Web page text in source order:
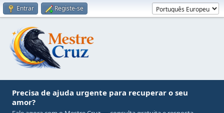
Entrar Registe-se
Precisa de ajuda urgente para recuperar o seu
amor?